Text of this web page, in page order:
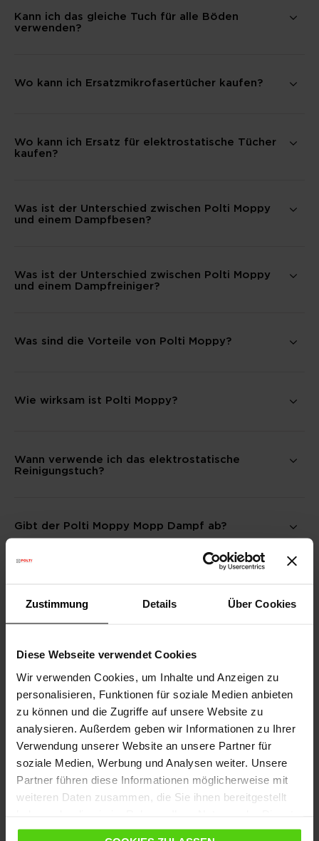
Zustimmung Details Über Cookies
Diese Webseite verwendet Cookies
Wir verwenden Cookies, um Inhalte und Anzeigen zu
personalisieren, Funktionen für soziale Medien anbieten
zu können und die Zugriffe auf unsere Website zu
analysieren. Außerdem geben wir Informationen zu Ihrer
Verwendung unserer Website an unsere Partner für
soziale Medien, Werbung und Analysen weiter. Unsere
Partner führen diese Informationen möglicherweise mit
weiteren Daten zusammen, die Sie ihnen bereitgestellt
gesammelt haben.
Kann ich das gleiche Tuch für alle Böden
verwenden?
Wo kann ich Ersatzmikrofasertücher kaufen?
Wo kann ich Ersatz für elektrostatische Tücher
kaufen?
Was ist der Unterschied zwischen Polti Moppy
und einem Dampfbesen?
Was ist der Unterschied zwischen Polti Moppy
und einem Dampfreiniger?
Was sind die Vorteile von Polti Moppy?
Wie wirksam ist Polti Moppy?
Wann verwende ich das elektrostatische
Reinigungstuch?
Gibt der Polti Moppy Mopp Dampf ab?
Wie oft sollte ich zur Basis zurückkehren?
Kann ich Reinigungsmittel für den Boden oder
die Fliesen verwenden?
Welche Oberflächen kann ich reinigen?